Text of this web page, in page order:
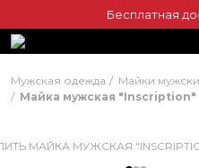
Бесплатная
Мужская одежда
Майки
Майка мужская "Inscription"